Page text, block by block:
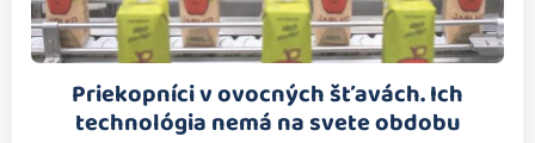
Priekopníci v ovocných šťavách. Ich
technológia nemá na svete obdobu